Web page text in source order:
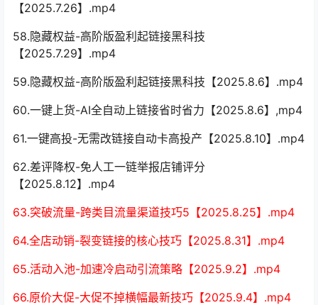
【2025.7.26】.mp4
58.隐藏权益-高阶版盈利起链接黑科技
【2025.7.29】.mp4
59.隐藏权益-高阶版盈利起链接黑科技【2025.8.6】.mp4
60.一键上货-AI全自动上链接省时省力【2025.8.6】,mp4
61.一键高投-无需改链接自动卡高投产【2025.8.10】.mp4
62.差评降权-免人工一链举报店铺评分
【2025.8.12】.mp4
63.突破流量-跨类目流量渠道技巧5【2025.8.25】.mp4
64.全店动销-裂变链接的核心技巧【2025.8.31】.mp4
65.活动入池-加速冷启动引流策略【2025.9.2】.mp4
66.原价大促-大促不掉横幅最新技巧【2025.9.4】.mp4